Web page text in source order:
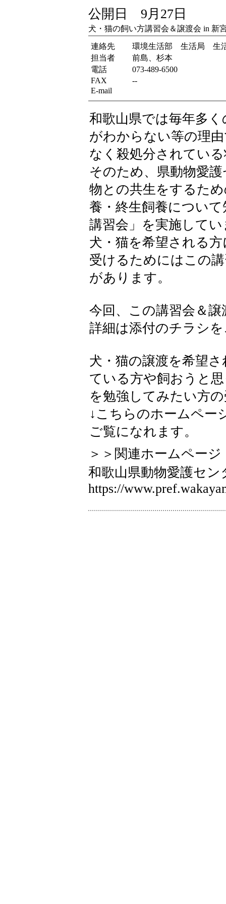
公開日 9月27日
犬・猫の飼い方講習会＆譲渡会 in 新
連絡先
環境生活部 生活局 生
担当者
前島、杉本
電話
073-489-6500
FAX
--
E-mail
和歌山県では毎年多
がわからない等の理
なく殺処分されてい
そのため、県動物愛
物との共生をするた
養・終生飼養につい
講習会」を実施して
犬・猫を希望される
受けるためにはこの
があります。
今回、この講習会＆
詳細は添付のチラシ
犬・猫の譲渡を希望
ている方や飼おうと
を勉強してみたい方
↓こちらのホームペー
ご覧になれます。
＞＞関連ホームページ
和歌山県動物愛護セ
https://